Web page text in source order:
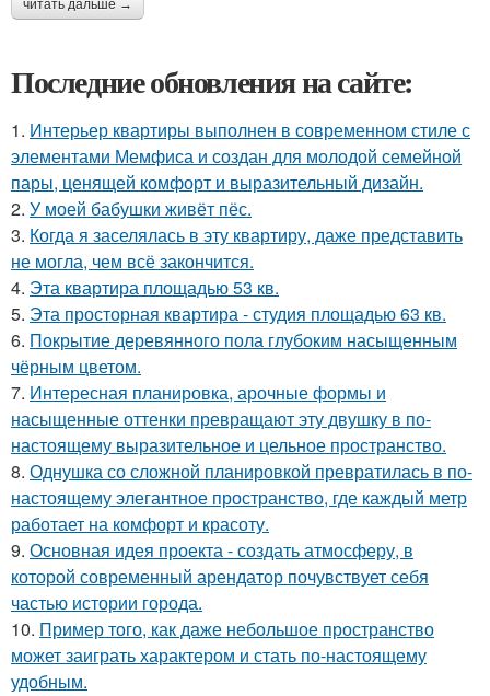
читать дальше →
Последние обновления на сайте:
1. Интерьер квартиры выполнен в современном стиле с
элементами Мемфиса и создан для молодой семейной
пары, ценящей комфорт и выразительный дизайн.
2. У моей бабушки живёт пёс.
3. Когда я заселялась в эту квартиру, даже представить
не могла, чем всё закончится.
4. Эта квартира площадью 53 кв.
5. Эта просторная квартира - студия площадью 63 кв.
6. Покрытие деревянного пола глубоким насыщенным
чёрным цветом.
7. Интересная планировка, арочные формы и
насыщенные оттенки превращают эту двушку в по-
настоящему выразительное и цельное пространство.
8. Однушка со сложной планировкой превратилась в по-
настоящему элегантное пространство, где каждый метр
работает на комфорт и красоту.
9. Основная идея проекта - создать атмосферу, в
которой современный арендатор почувствует себя
частью истории города.
10. Пример того, как даже небольшое пространство
может заиграть характером и стать по-настоящему
удобным.